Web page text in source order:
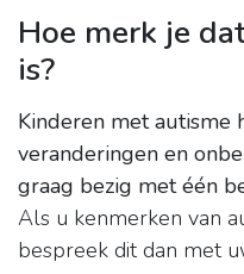
Hoe merk je
is?
Kinderen met autisme
veranderingen en
graag bezig met één
Als u kenmerken van
bespreek dit dan met